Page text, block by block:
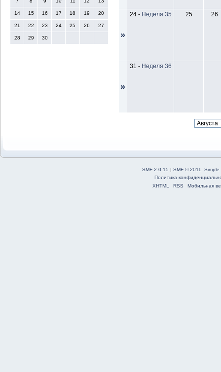
14 15 16 17 18 19 20
21 22 23 24 25 26 27
28 29 30 »
24- Неделя 35 25 26
»
31 - Неделя 36
SMF 2.0.15 | SMF © 2011, Simple
Политика
XHTML
RSS Мобильная